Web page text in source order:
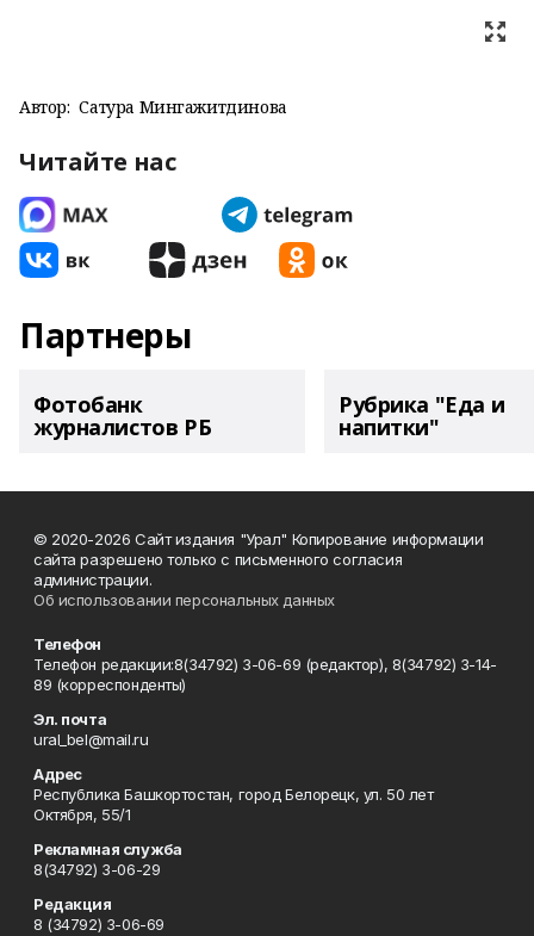
Автор: Сатура Мингажитдинова
Читайте нас
Партнеры
Фотобанк
журналистов РБ
Рубрика "Еда и
напитки"
© 2020-2026 Сайт издания "Урал" Копирование информации
сайта разрешено только с письменного согласия
администрации.
Об использовании персональных данных
Телефон
Телефон редакции:8(34792) 3-06-69 (редактор), 8(34792) 3-14-
89 (корреспонденты)
Эл. почта
ural_bel@mail.ru
Адрес
Республика Башкортостан, город Белорецк, ул. 50 лет
Октября, 55/1
Рекламная служба
8(34792) 3-06-29
Редакция
8 (34792) 3-06-69